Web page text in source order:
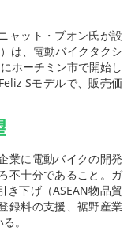
ャット・ブオン氏が設
は、電動バイクタクシ
ホーチミン市で開始し
Sモデルで、販売価
業に電動バイクの開発
不十分であること。ガ
き下げ（ASEAN物品貿
録料の支援、裾野産業
。